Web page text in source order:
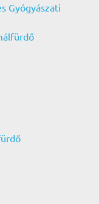
Gyógyászati